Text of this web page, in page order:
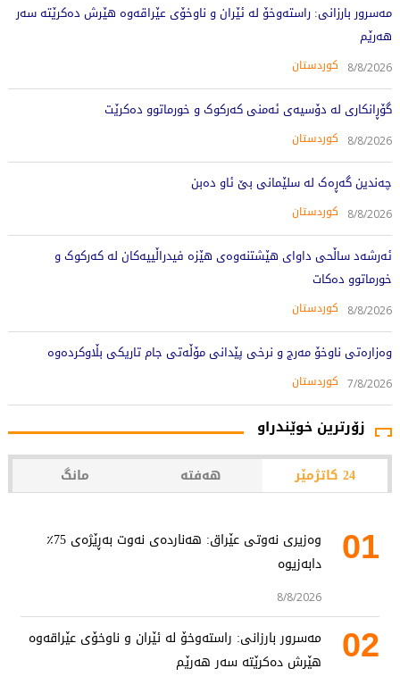
مەسرور بارزانی: راستەوخۆ لە ئێران و ناوخۆی عێراقەوە هێرش دەکرێتە سەر
هەرێم
8/8/2026 کوردستان
گۆڕانکاری لە دۆسیەی ئەمنی کەرکوک و خورماتوو دەکرێت
8/8/2026 کوردستان
چەندین گەڕەک لە سلێمانی بێ ئاو دەبن
8/8/2026 کوردستان
ئەرشەد ساڵحی داوای هێشتنەوەی هێزە فیدراڵییەکان لە کەرکوک و
خورماتوو دەکات
8/8/2026 کوردستان
وەزارەتی ناوخۆ مەرج و نرخی پێدانی مۆڵەتی جام تاریکی بڵاوکردەوە
7/8/2026 کوردستان
زۆرترین خوێندراو
24 کاتژمێر هەفتە مانگ
01
وەزیری نەوتی عێراق: هەناردەی نەوت بەڕێژەی 75٪
دابەزیوە
8/8/2026
02
مەسرور بارزانی: راستەوخۆ لە ئێران و ناوخۆی عێراقەوە
هێرش دەکرێتە سەر هەرێم